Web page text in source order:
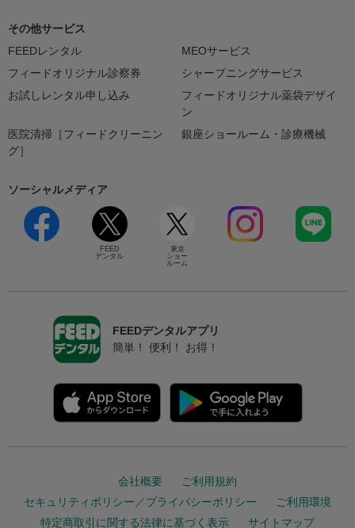
その他サービス
FEEDレンタル
MEOサービス
フィードオリジナル診察券
シャープニングサービス
お試しレンタル申し込み
フィードオリジナル薬袋デザイ
ン
医院清掃［フィードクリーニン
グ］
銀座ショールーム・診療機械
ソーシャルメディア
FEED
デンタル
東京
ショー
ルーム
FEEDデンタルアプリ
簡単！ 便利！ お得！
会社概要
ご利用規約
セキュリティポリシー／プライバシーポリシー
ご利用環境
特定商取引に関する法律に基づく表示
サイトマップ